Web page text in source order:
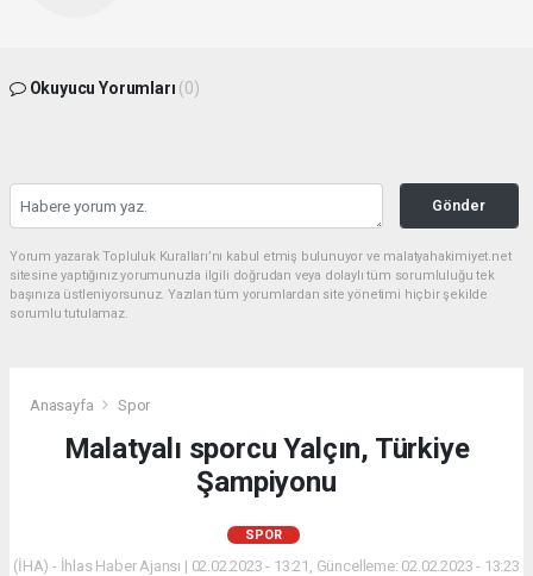
Okuyucu Yorumları (0)
Gönder
Yorum yazarak Topluluk Kuralları’nı kabul etmiş bulunuyor ve malatyahakimiyet.net
sitesine yaptığınız yorumunuzla ilgili doğrudan veya dolaylı tüm sorumluluğu tek
başınıza üstleniyorsunuz. Yazılan tüm yorumlardan site yönetimi hiçbir şekilde
sorumlu tutulamaz.
Anasayfa Spor
Malatyalı sporcu Yalçın, Türkiye
Şampiyonu
SPOR
(İHA) - İhlas Haber Ajansı | 02.02.2023 - 13:21, Güncelleme: 02.02.2023 - 13:23